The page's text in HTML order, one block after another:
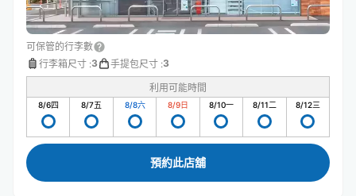
可保管的行李數
行李箱尺寸 :3 手提包尺寸 :3
利用可能時間
8/6四 8/7五 8/8六 8/9日 8/10一 8/11二 8/12三
預約此店舖